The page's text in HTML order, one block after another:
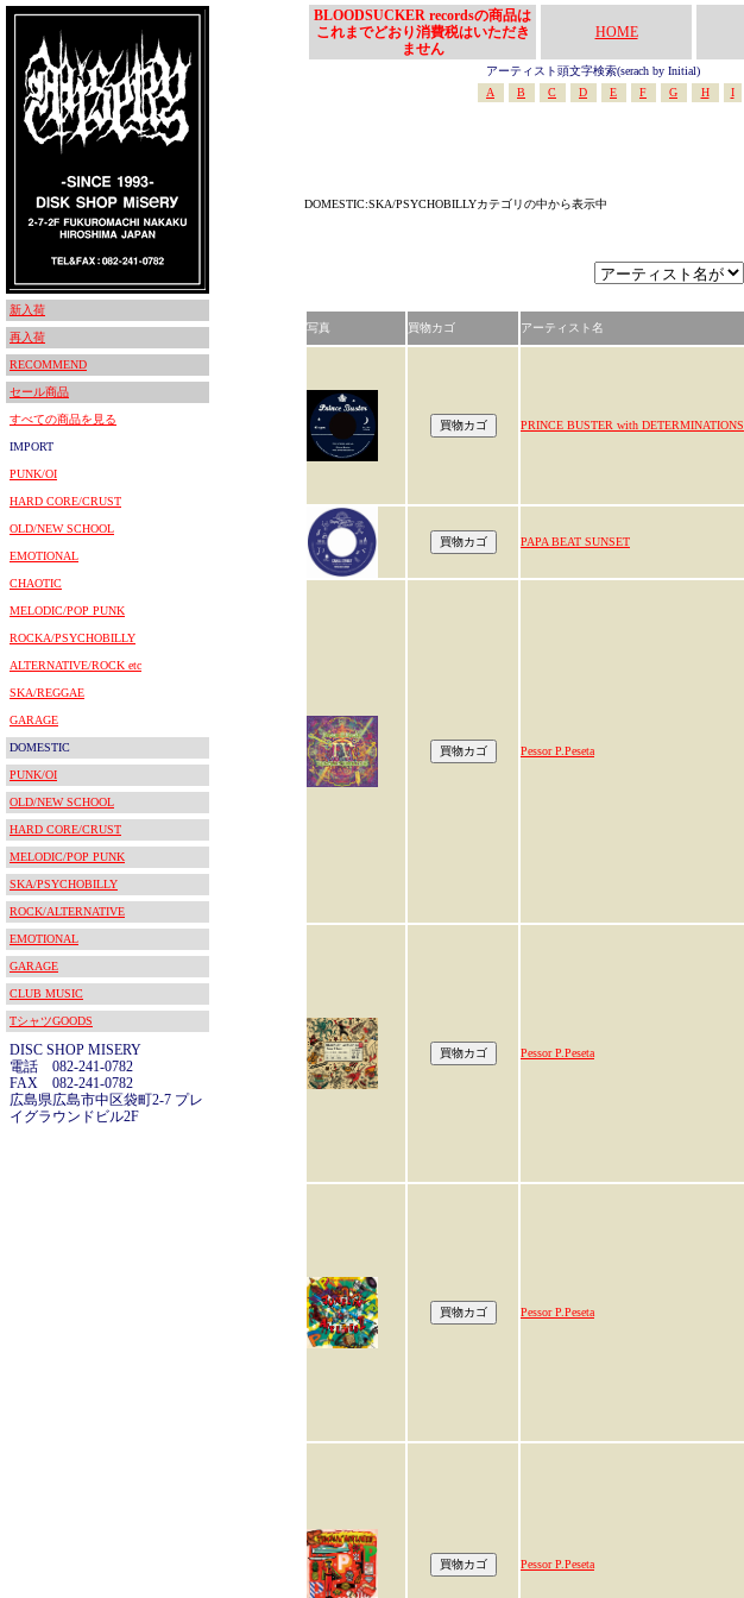
新入荷
再入荷
RECOMMEND
セール商品
すべての商品を見る
IMPORT
PUNK/OI
HARD CORE/CRUST
OLD/NEW SCHOOL
EMOTIONAL
CHAOTIC
MELODIC/POP PUNK
ROCKA/PSYCHOBILLY
ALTERNATIVE/ROCK etc
SKA/REGGAE
GARAGE
DOMESTIC
PUNK/OI
OLD/NEW SCHOOL
HARD CORE/CRUST
MELODIC/POP PUNK
SKA/PSYCHOBILLY
ROCK/ALTERNATIVE
EMOTIONAL
GARAGE
CLUB MUSIC
TシャツGOODS
DISC SHOP MISERY
電話 082-241-0782
FAX 082-241-0782
広島県広島市中区袋町2-7 プレ
イグラウンドビル2F
BLOODSUCKER recordsの商品は
これまでどおり消費税はいただき
ません
HOME
アーティスト頭文字検索(serach by Initial)
A
B C D E F G H I
DOMESTIC:SKA/PSYCHOBILLYカテゴリの中から表示中
写真 買物カゴ アーティスト名
PRINCE BUSTER with DETERMINATIONS
PAPA BEAT SUNSET
Pessor P.Peseta
Pessor P.Peseta
Pessor P.Peseta
Pessor P.Peseta